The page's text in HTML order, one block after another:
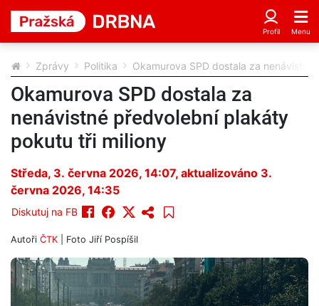
Zprávy Politika Okamurova SPD dostala za
Okamurova SPD dostala za
nenávistné předvolební plakáty
pokutu tři miliony
Středa, 3. června 2026, 14:07, aktualizováno 3.
června 2026, 14:35
Diskutuj na FB
Autoři ČTK | Foto Jiří Pospíšil